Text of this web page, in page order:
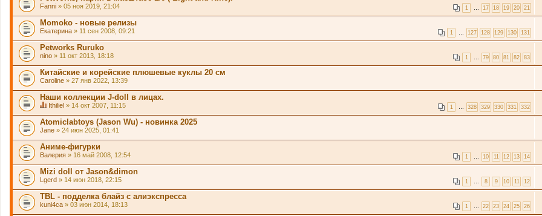
1 17 18 19 20 21
Fanni » 05 ноя 2019, 21:04
Momoko - новые релизы
1 127 128 129 130 131
Екатерина » 11 сен 2008, 09:21
Petworks Ruruko
1 79 80 81 82 83
nino » 11 окт 2013, 18:18
Китайские и корейские плюшевые куклы 20 см
Caroline » 27 янв 2022, 13:39
Наши коллекции J-doll в лицах.
1 328 329 330 331 332
а
н
н
а
я
т
м
а
с
о
д
е
р
Ithiliel » 14 окт 2007, 11:15
Atomiclabtoys (Jason Wu) - новинка 2025
Jane » 24 июн 2025, 01:41
Аниме-фигурки
1 10 11 12 13 14
Валерия » 16 май 2008, 12:54
Mizi doll от Jason&dimon
1 8 9 10 11 12
Lgerd » 14 июн 2018, 22:15
TBL - подделка блайз с алиэкспресса
1 22 23 24 25 26
kuni4ca » 03 июн 2014, 18:13